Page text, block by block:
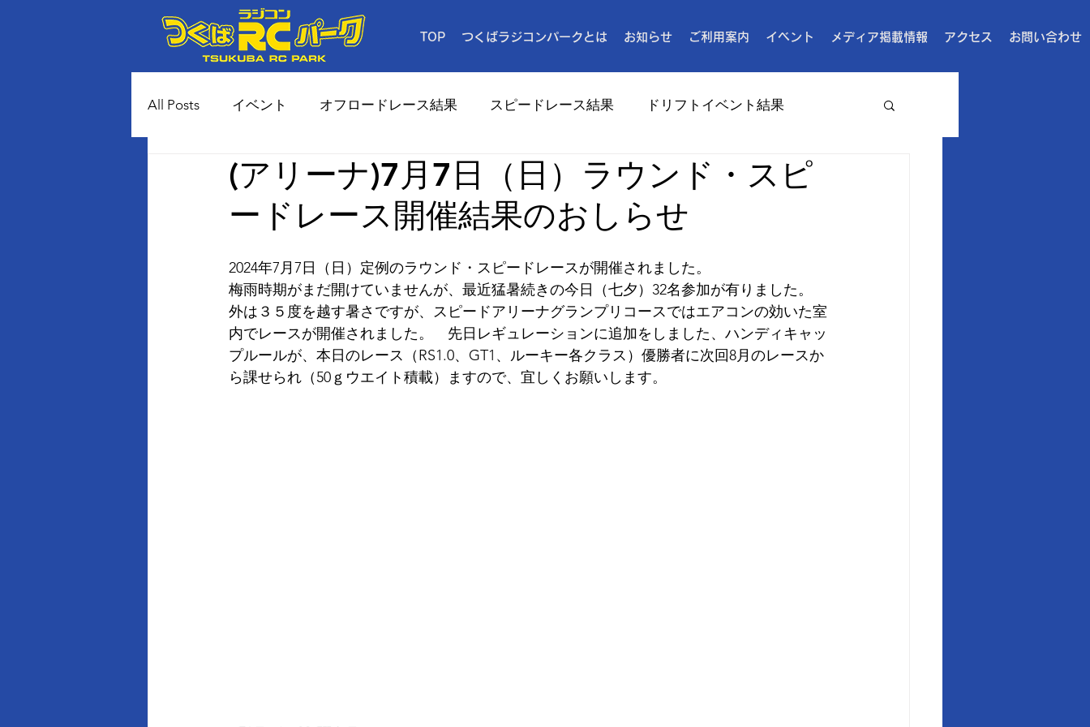
TOP つくばラジコンパークとは お知らせ ご利用案内 イベント メディア掲載情報 アクセス お問い合わせ
All Posts イベント オフロードレース結果 スピードレース結果 ドリフトイベント結果
80年代風 土コースイベント メディア
(アリーナ)7月7日（日）ラウンド・スピ
ードレース開催結果のおしらせ
2024年7月7日（日）定例のラウンド・スピードレースが開催されました。
梅雨時期がまだ開けていませんが、最近猛暑続きの今日（七夕）32名参加が有りました。
外は３５度を越す暑さですが、スピードアリーナグランプリコースではエアコンの効いた室
内でレースが開催されました。　先日レギュレーションに追加をしました、ハンディキャッ
プルールが、本日のレース（RS1.0、GT1、ルーキー各クラス）優勝者に次回8月のレースか
ら課せられ（50ｇウエイト積載）ますので、宜しくお願いします。